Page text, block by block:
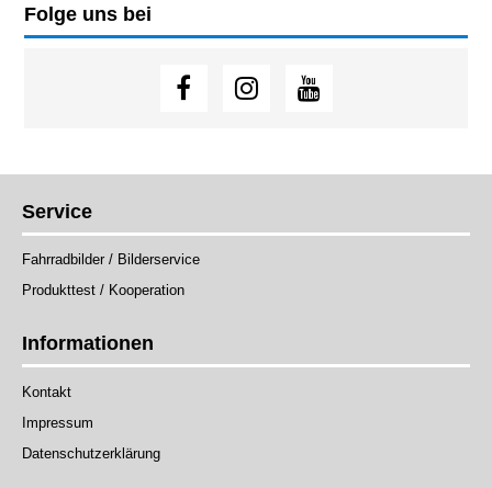
Folge uns bei
Service
Fahrradbilder / Bilderservice
Produkttest / Kooperation
Informationen
Kontakt
Impressum
Datenschutzerklärung